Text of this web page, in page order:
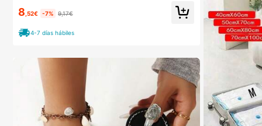
8 ,52€ -7% 9,17€
4-7 días hábiles